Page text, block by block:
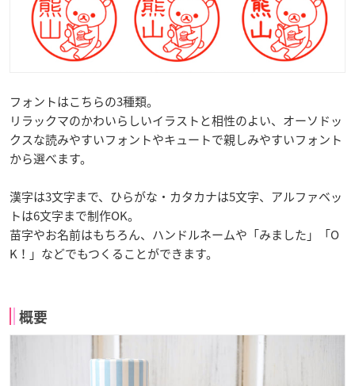
フォントはこちらの3種類。
リラックマのかわいらしいイラストと相性のよい、オーソドッ
クスな読みやすいフォントやキュートで親しみやすいフォント
から選べます。
漢字は3文字まで、ひらがな・カタカナは5文字、アルファベッ
トは6文字まで制作OK。
苗字やお名前はもちろん、ハンドルネームや「みました」「O
K！」などでもつくることができます。
概要